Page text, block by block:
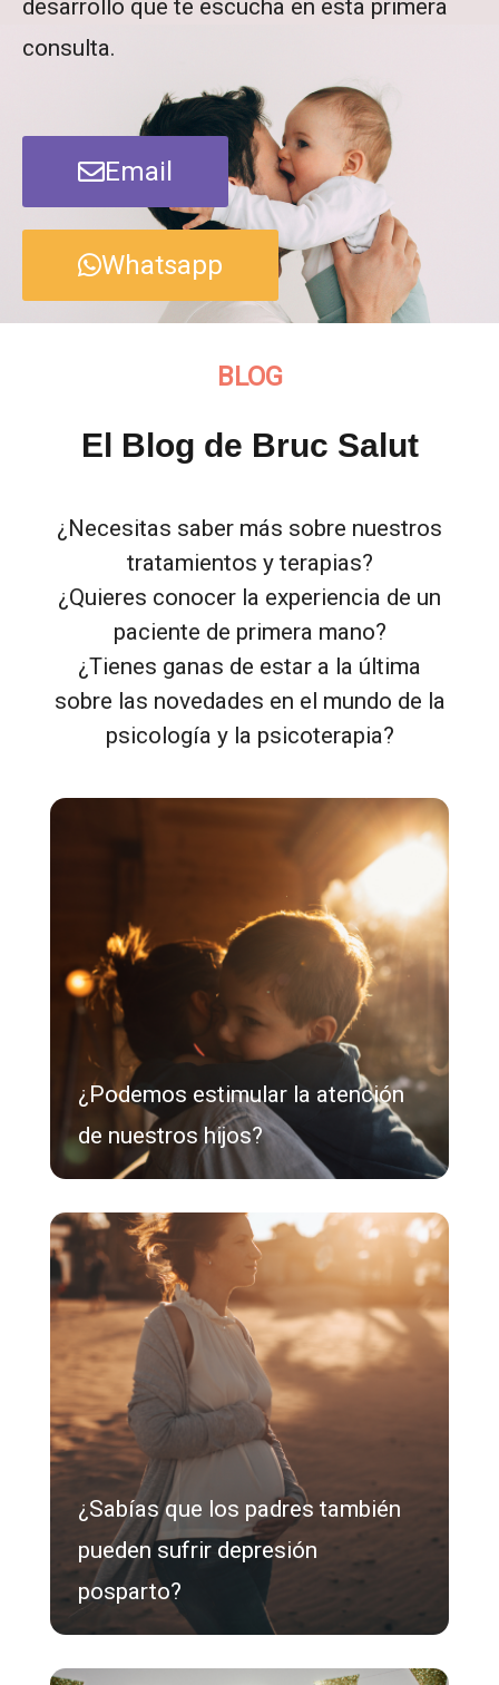
desarrollo que te escucha en esta primera
consulta.
Email
Whatsapp
BLOG
El Blog de Bruc Salut
¿Necesitas saber más sobre nuestros
tratamientos y terapias?
¿Quieres conocer la experiencia de un
paciente de primera mano?
¿Tienes ganas de estar a la última
sobre las novedades en el mundo de la
psicología y la psicoterapia?
¿Podemos estimular la atención
de nuestros hijos?
¿Sabías que los padres también
pueden sufrir depresión
posparto?